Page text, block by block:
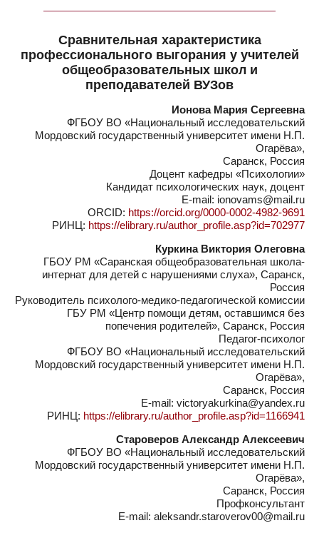
Сравнительная характеристика
профессионального выгорания у учителей
общеобразовательных школ и
преподавателей ВУЗов
Ионова Мария Сергеевна
ФГБОУ ВО «Национальный исследовательский
Мордовский государственный университет имени Н.П.
Огарёва»,
Саранск, Россия
Доцент кафедры «Психологии»
Кандидат психологических наук, доцент
E-mail: ionovams@mail.ru
ORCID: https://orcid.org/0000-0002-4982-9691
РИНЦ: https://elibrary.ru/author_profile.asp?id=702977
Куркина Виктория Олеговна
ГБОУ РМ «Саранская общеобразовательная школа-
интернат для детей с нарушениями слуха», Саранск,
Россия
Руководитель психолого-медико-педагогической комиссии
ГБУ РМ «Центр помощи детям, оставшимся без
попечения родителей», Саранск, Россия
Педагог-психолог
ФГБОУ ВО «Национальный исследовательский
Мордовский государственный университет имени Н.П.
Огарёва»,
Саранск, Россия
E-mail: victoryakurkina@yandex.ru
РИНЦ: https://elibrary.ru/author_profile.asp?id=1166941
Староверов Александр Алексеевич
ФГБОУ ВО «Национальный исследовательский
Мордовский государственный университет имени Н.П.
Огарёва»,
Саранск, Россия
Профконсультант
E-mail: aleksandr.staroverov00@mail.ru